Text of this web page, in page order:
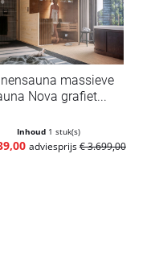
massieve
Nova grafiet...
Inhoud 1 stuk(s)
adviesprijs€ 3.699,00